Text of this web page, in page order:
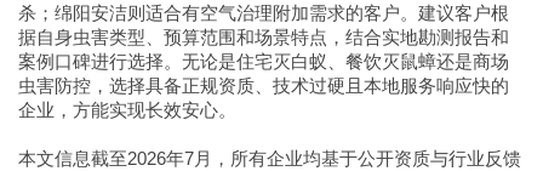
杀；绵阳安洁则适合有空气治理附加需求的客户。建议客户根
据自身虫害类型、预算范围和场景特点，结合实地勘测报告和
案例口碑进行选择。无论是住宅灭白蚁、餐饮灭鼠蟑还是商场
虫害防控，选择具备正规资质、技术过硬且本地服务响应快的
企业，方能实现长效安心。
本文信息截至2026年7月，所有企业均基于公开资质与行业反馈